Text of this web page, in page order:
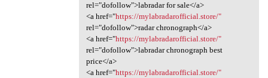
rel="dofollow">labradar for sale</a>
<a href="https://mylabradarofficial.store/"
rel="dofollow">radar chronograph</a>
<a href="https://mylabradarofficial.store/"
rel="dofollow">labradar chronograph best
price</a>
<a href="https://mylabradarofficial.store/"